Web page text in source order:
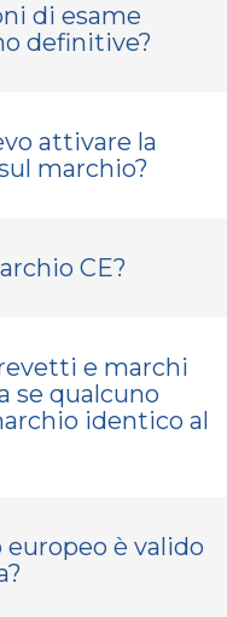
di esame
definitive?
attivare la
marchio?
CE?
e marchi
se qualcuno
identico al
europeo è valido